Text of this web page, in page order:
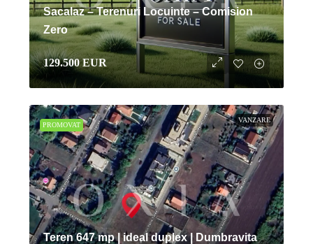
Sacalaz – Terenuri Locuinte – Comision
Zero
129.500 EUR
PROMOVAT
VANZARE
Teren 647 mp | ideal duplex | Dumbravita